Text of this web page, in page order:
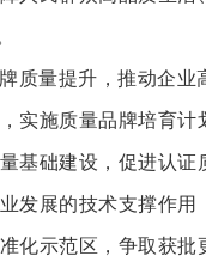
质量提升，推动企业
实施质量品牌培育计
基础建设，促进认证
发展的技术支撑作用
化示范区，争取获批